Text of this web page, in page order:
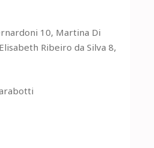
10, Martina Di
Ribeiro da Silva 8,